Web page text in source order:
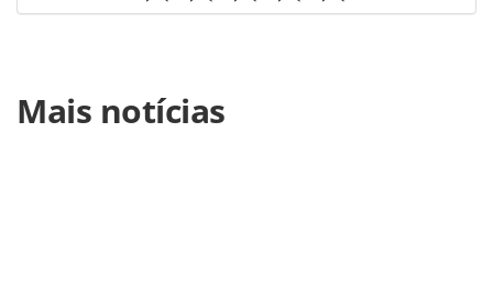
https://www.panrotas.com.br/aviacao/aeroportos/2025/
premium-group-abrira-nova-sala-vip-no-aeroporto-de-
Mais notícias